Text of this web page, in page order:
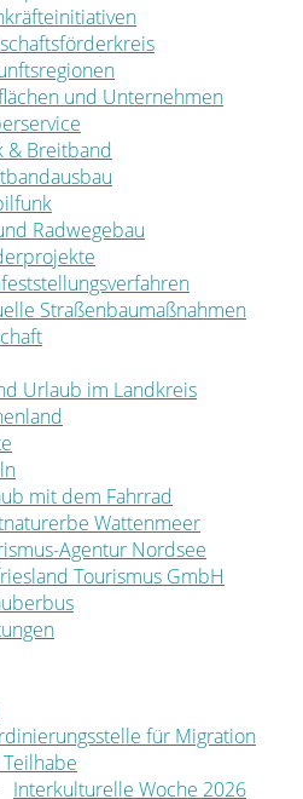
und Unternehmen
& Breitband
Radwegebau
Straßenbaumaßnahmen
Urlaub im Landkreis
mit dem Fahrrad
Wattenmeer
Agentur Nordsee
Tourismus GmbH
für Migration
Interkulturelle Woche 2026